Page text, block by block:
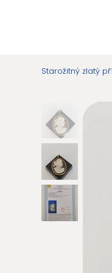
Starožitný zlatý